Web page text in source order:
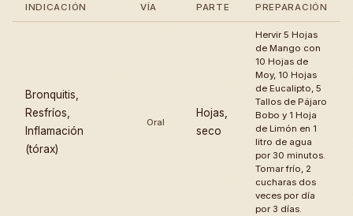
INDICACIÓN VÍA PARTE PREPARACIÓN
Bronquitis,
Resfríos,
Inflamación
(tórax)
Oral
Hojas,
seco
Hervir 5 Hojas
de Mango con
10 Hojas de
Moy, 10 Hojas
de Eucalipto, 5
Tallos de Pájaro
Bobo y 1 Hoja
de Limón en 1
litro de agua
por 30 minutos.
Tomar frío, 2
cucharas dos
veces por día
por 3 días.